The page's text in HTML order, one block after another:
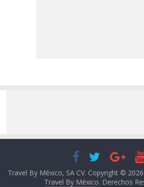
Travel By México, SA CV. Copyright © 2026
Travel By México. Derechos